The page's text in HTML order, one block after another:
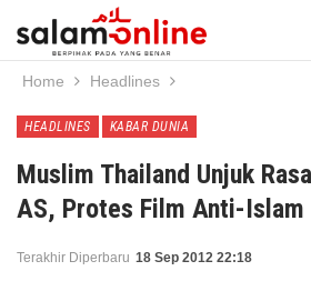
Home Headlines
HEADLINES KABAR DUNIA
Muslim Thailand Unjuk
AS, Protes Film Anti-Islam
Terakhir Diperbaru 18 Sep 2012 22:18